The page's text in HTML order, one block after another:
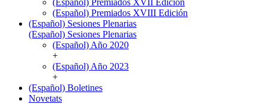
(Español) Premiados XVII Edición
(Español) Premiados XVIII Edición
(Español) Sesiones Plenarias
(Español) Sesiones Plenarias
(Español) Año 2020
+
(Español) Año 2023
+
(Español) Boletines
Novetats